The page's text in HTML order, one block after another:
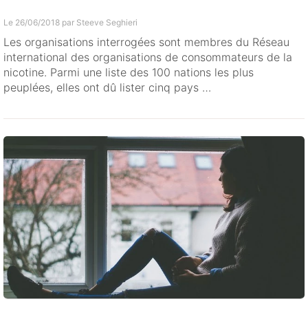
Le 26/06/2018 par Steeve Seghieri
Les organisations interrogées sont membres du Réseau
international des organisations de consommateurs de la
nicotine. Parmi une liste des 100 nations les plus
peuplées, elles ont dû lister cinq pays …